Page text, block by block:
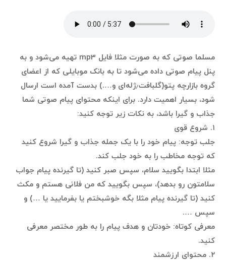
مسلما صوتی که به صورت مثلا فایل mp3 تهیه می‌شود و به
پنل پیام صوتی داده می‌شود تا به بانک موبایلی که از اعضای
گروه بازارچه پتو(گلبافت٫ژله‌ای و….) بدست آمده است ارسال
شود، بسیار اهمیت دارد. برای اینکه محتوای پیام صوتی شما
جذاب و گیرا باشد، به نکات زیر توجه کنید:
۱. شروع قوی
جلب توجه: پیام خود را با یک جمله جذاب و گیرا شروع کنید
که توجه مخاطب را به خود جلب کند.
مثلا ابتدا بگویید سلام، سپس صبر کنید (تا گیرنده پیام جواب
سلامتون رو بدهد)، سپس بگویید که من فلانی هستم و مکث
کنید (تا گیرنده پیام مثلا بگه خوشبختم یا بفرمایید یا …) و
سپس ….
معرفی کوتاه: خودتان و هدف پیام را به طور مختصر معرفی
کنید.
۲. محتوای ارزشمند